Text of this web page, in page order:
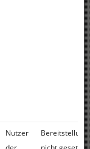
Nutzer
Bereitstellung